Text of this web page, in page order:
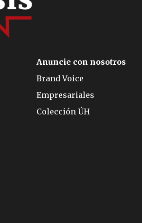
Anuncie con nosotros
Brand Voice
Empresariales
Colección ÚH